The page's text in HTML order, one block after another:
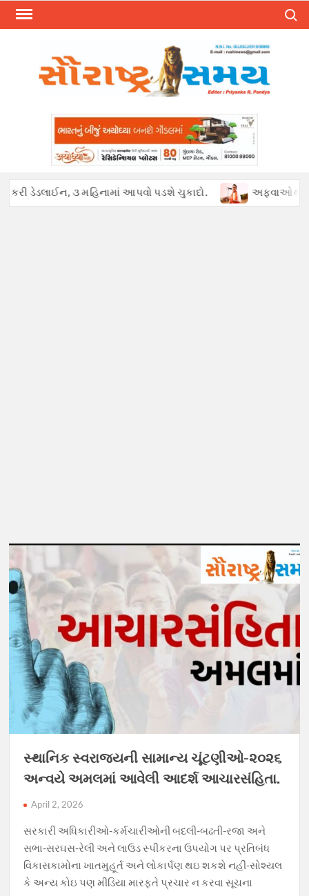
Skip
મહિનામાં આપવો પડશે ચુકાદો. અફવાઓથી હડકંપ : પેટ્રોલ
સ્થાનિક સ્વરાજયની સામાન્ય ચૂંટણીઓ-૨૦૨૬
અન્વયે અમલમાં આવેલી આદર્શ આચારસંહિતા.
April 2, 2026
સરકારી અધિકારીઓ-કર્મચારીઓની બદલી-બઢતી-રજા અને
સભા-સરઘસ-રેલી અને લાઉડ સ્પીકરના ઉપયોગ પર પ્રતિબંધ
વિકાસકામોના ખાતમુહૂર્ત અને લોકાર્પણ થઇ શકશે નહીં-સોશ્યલ
કે અન્ય કોઇ પણ મીડિયા મારફતે પ્રચાર ન કરવા સૂચના